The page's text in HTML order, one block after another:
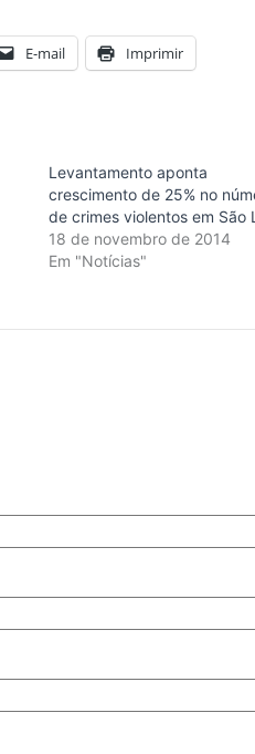
E-mail Imprimir
Levantamento aponta
crescimento de 25% no
de crimes violentos em São
18 de novembro de 2014
Em "Notícias"